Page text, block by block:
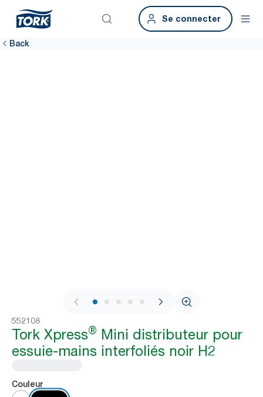
Se connecter
Back
1 / 10
552108
Tork Xpress® Mini distributeur pour
essuie-mains interfoliés noir H2
Couleur